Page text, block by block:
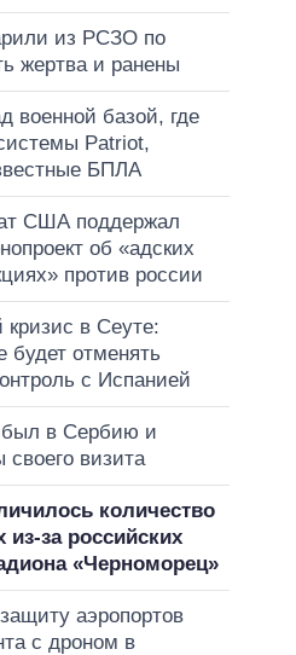
из РСЗО по
жертва и ранены
военной базой, где
Patriot,
БПЛА
США поддержал
об «адских
против россии
в Сеуте:
будет отменять
с Испанией
в Сербию и
своего визита
количество
из-за российских
«Черноморец»
аэропортов
с дроном в